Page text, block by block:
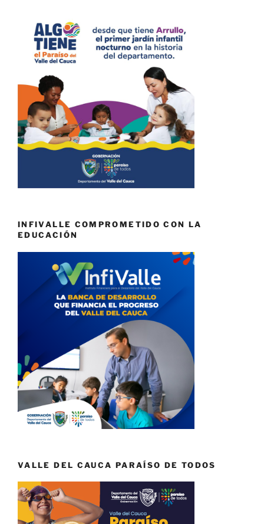
INFIVALLE COMPROMETIDO CON LA
EDUCACIÓN
VALLE DEL CAUCA PARAÍSO DE TODOS